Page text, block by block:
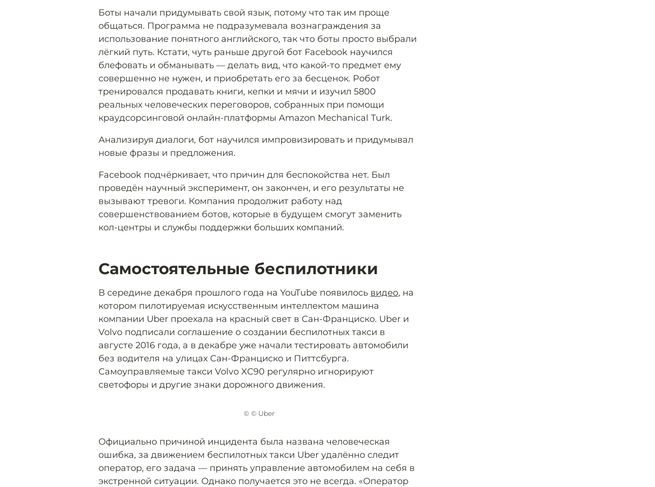
Боты начали придумывать свой язык, потому что так им проще
общаться. Программа не подразумевала вознаграждения за
использование понятного английского, так что боты просто выбрали
лёгкий путь. Кстати, чуть раньше другой бот Facebook научился
блефовать и обманывать — делать вид, что какой-то предмет ему
совершенно не нужен, и приобретать его за бесценок. Робот
тренировался продавать книги, кепки и мячи и изучил 5800
реальных человеческих переговоров, собранных при помощи
краудсорсинговой онлайн-платформы Amazon Mechanical Turk.
Анализируя диалоги, бот научился импровизировать и придумывал
новые фразы и предложения.
Facebook подчёркивает, что причин для беспокойства нет. Был
проведён научный эксперимент, он закончен, и его результаты не
вызывают тревоги. Компания продолжит работу над
совершенствованием ботов, которые в будущем смогут заменить
кол-центры и службы поддержки больших компаний.
Самостоятельные беспилотники
В середине декабря прошлого года на YouTube появилось видео, на
котором пилотируемая искусственным интеллектом машина
компании Uber проехала на красный свет в Сан-Франциско. Uber и
Volvo подписали соглашение о создании беспилотных такси в
августе 2016 года, а в декабре уже начали тестировать автомобили
без водителя на улицах Сан-Франциско и Питтсбурга.
Самоуправляемые такси Volvo XC90 регулярно игнорируют
светофоры и другие знаки дорожного движения.
© © Uber
Официально причиной инцидента была названа человеческая
ошибка, за движением беспилотных такси Uber удалённо следит
оператор, его задача — принять управление автомобилем на себя в
экстренной ситуации. Однако получается это не всегда. «Оператор